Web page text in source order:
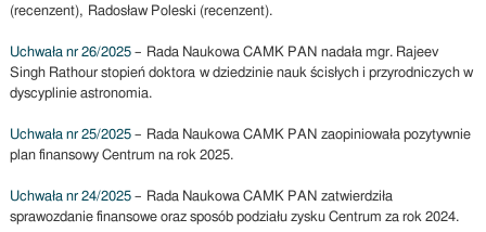
(recenzent), Radosław Poleski (recenzent).
Uchwała nr 26/2025– Rada Naukowa CAMK PAN nadała mgr. Rajeev
Singh Rathour stopień doktora w dziedzinie nauk ścisłych i przyrodniczych w
dyscyplinie astronomia.
Uchwała nr 25/2025– Rada Naukowa CAMK PAN zaopiniowała pozytywnie
plan finansowy Centrum na rok 2025.
Uchwała nr 24/2025– Rada Naukowa CAMK PAN zatwierdziła
sprawozdanie finansowe oraz sposób podziału zysku Centrum za rok 2024.